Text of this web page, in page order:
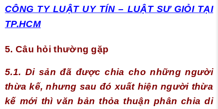
CÔNG TY LUẬT UY TÍN – LUẬT SƯ GIỎI TẠI
TP.HCM
5. Câu hỏi thường gặp
5.1. Di sản đã được chia cho những người
thừa kế, nhưng sau đó xuất hiện người thừa
kế mới thì văn bản thỏa thuận phân chia di